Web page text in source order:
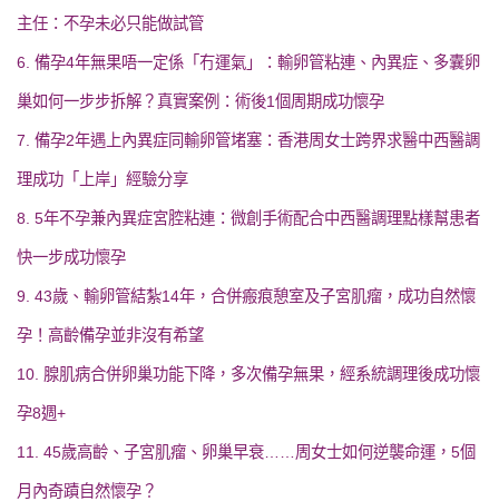
主任：不孕未必只能做試管
6. 備孕4年無果唔一定係「冇運氣」：輸卵管粘連、內異症、多囊卵
巢如何一步步拆解？真實案例：術後1個周期成功懷孕
7. 備孕2年遇上內異症同輸卵管堵塞：香港周女士跨界求醫中西醫調
理成功「上岸」經驗分享
8. 5年不孕兼內異症宮腔粘連：微創手術配合中西醫調理點樣幫患者
快一步成功懷孕
9. 43歲、輸卵管結紮14年，合併瘢痕憩室及子宮肌瘤，成功自然懷
孕！高齡備孕並非沒有希望
10. 腺肌病合併卵巢功能下降，多次備孕無果，經系統調理後成功懷
孕8週+
11. 45歲高齡、子宮肌瘤、卵巢早衰……周女士如何逆襲命運，5個
月內奇蹟自然懷孕？